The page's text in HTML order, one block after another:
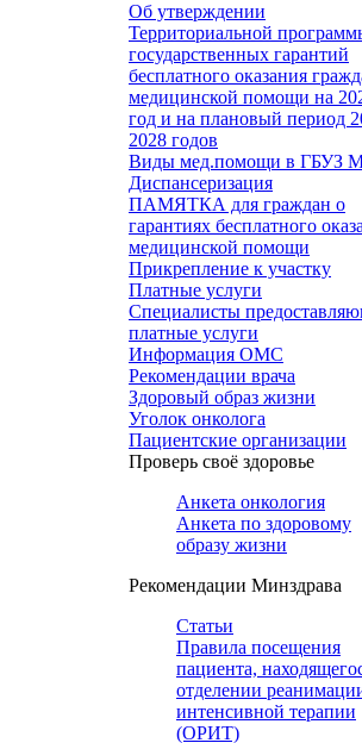
Об утверждении
Территориальной
государственных гарантий
бесплатного оказания
медицинской помощи на
год и на плановый период
2028 годов
Виды мед.помощи в ГБУЗ
Диспансеризация
ПАМЯТКА для граждан о
гарантиях бесплатного
медицинской помощи
Прикрепление к участку
Платные услуги
Специалисты
платные услуги
Информация ОМС
Рекомендации врача
Здоровый образ жизни
Уголок онколога
Пациентские организации
Проверь своё здоровье
Анкета онкология
Анкета по здоровому
образу жизни
Рекомендации Минздрава
Статьи
Правила посещения
пациента,
отделении
интенсивной терапии
(ОРИТ)